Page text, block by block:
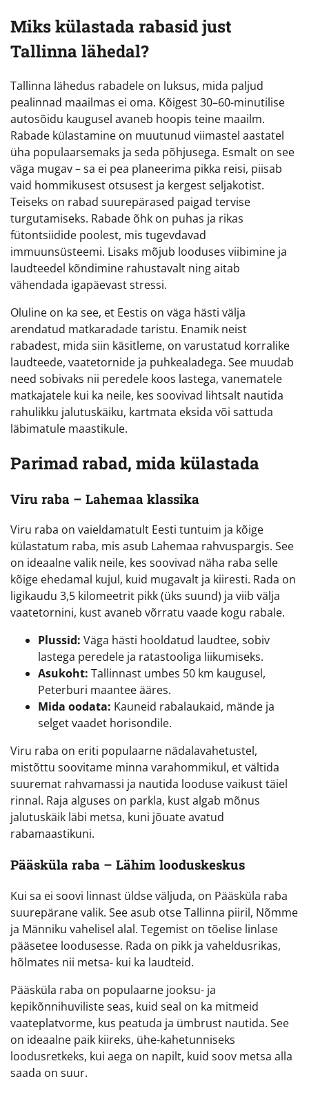
Miks külastada rabasid just
Tallinna lähedal?
Tallinna lähedus rabadele on luksus, mida paljud
pealinnad maailmas ei oma. Kõigest 30–60-minutilise
autosõidu kaugusel avaneb hoopis teine maailm.
Rabade külastamine on muutunud viimastel aastatel
üha populaarsemaks ja seda põhjusega. Esmalt on see
väga mugav – sa ei pea planeerima pikka reisi, piisab
vaid hommikusest otsusest ja kergest seljakotist.
Teiseks on rabad suurepärased paigad tervise
turgutamiseks. Rabade õhk on puhas ja rikas
fütontsiidide poolest, mis tugevdavad
immuunsüsteemi. Lisaks mõjub looduses viibimine ja
laudteedel kõndimine rahustavalt ning aitab
vähendada igapäevast stressi.
Oluline on ka see, et Eestis on väga hästi välja
arendatud matkaradade taristu. Enamik neist
rabadest, mida siin käsitleme, on varustatud korralike
laudteede, vaatetornide ja puhkealadega. See muudab
need sobivaks nii peredele koos lastega, vanematele
matkajatele kui ka neile, kes soovivad lihtsalt nautida
rahulikku jalutuskäiku, kartmata eksida või sattuda
läbimatule maastikule.
Parimad rabad, mida külastada
Viru raba – Lahemaa klassika
Viru raba on vaieldamatult Eesti tuntuim ja kõige
külastatum raba, mis asub Lahemaa rahvuspargis. See
on ideaalne valik neile, kes soovivad näha raba selle
kõige ehedamal kujul, kuid mugavalt ja kiiresti. Rada on
ligikaudu 3,5 kilomeetrit pikk (üks suund) ja viib välja
vaatetornini, kust avaneb võrratu vaade kogu rabale.
Plussid: Väga hästi hooldatud laudtee, sobiv
lastega peredele ja ratastooliga liikumiseks.
Asukoht: Tallinnast umbes 50 km kaugusel,
Peterburi maantee ääres.
Mida oodata: Kauneid rabalaukaid, mände ja
selget vaadet horisondile.
Viru raba on eriti populaarne nädalavahetustel,
mistõttu soovitame minna varahommikul, et vältida
suuremat rahvamassi ja nautida looduse vaikust täiel
rinnal. Raja alguses on parkla, kust algab mõnus
jalutuskäik läbi metsa, kuni jõuate avatud
rabamaastikuni.
Pääsküla raba – Lähim looduskeskus
Kui sa ei soovi linnast üldse väljuda, on Pääsküla raba
suurepärane valik. See asub otse Tallinna piiril, Nõmme
ja Männiku vahelisel alal. Tegemist on tõelise linlase
pääsetee loodusesse. Rada on pikk ja vaheldusrikas,
hõlmates nii metsa- kui ka laudteid.
Pääsküla raba on populaarne jooksu- ja
kepikõnnihuviliste seas, kuid seal on ka mitmeid
vaateplatvorme, kus peatuda ja ümbrust nautida. See
on ideaalne paik kiireks, ühe-kahetunniseks
loodusretkeks, kui aega on napilt, kuid soov metsa alla
saada on suur.